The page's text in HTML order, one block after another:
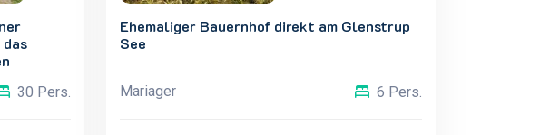
30 Pers.
Ehemaliger Bauernhof direkt am Glenstrup
See
Mariager 6 Pers.